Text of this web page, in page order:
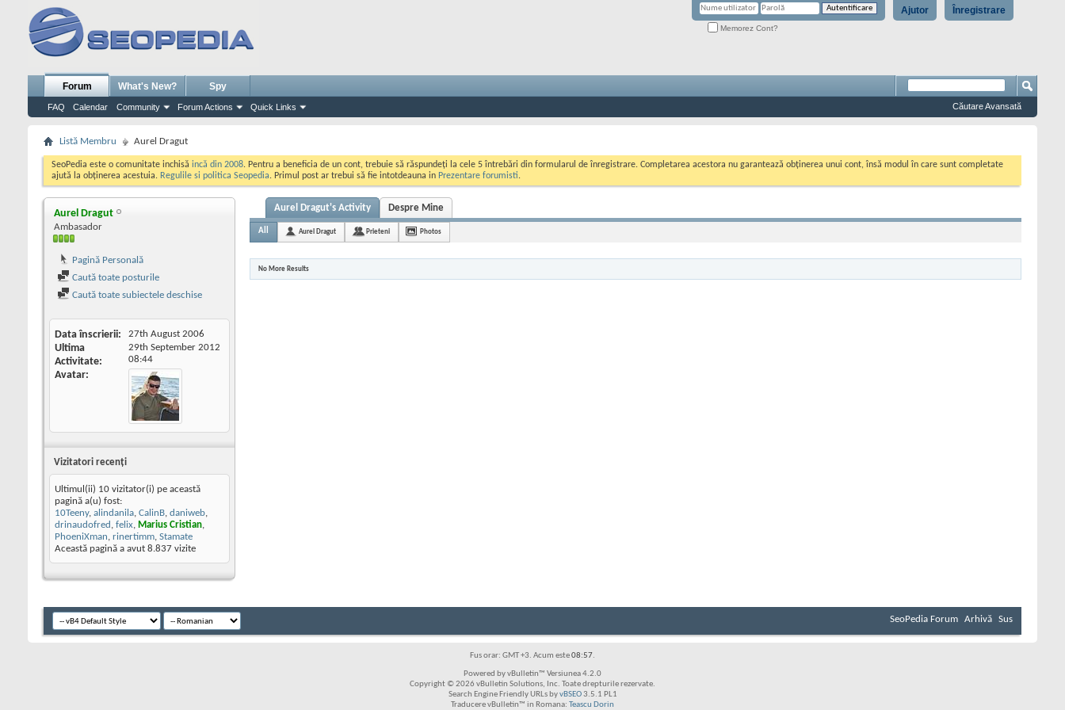
Înregistrare
Ajutor
Memorez Cont?
Forum
FAQ Calendar Community Forum Actions Quick Links
What's New? Spy
Căutare Avansată
Listă Membru Aurel Dragut
SeoPedia este o comunitate inchisă incă din 2008. Pentru a beneficia de un cont, trebuie să răspundeți la cele 5 întrebări din formularul de înregistrare. Completarea acestora nu garantează obținerea unui cont, însă modul în care sunt completate
ajută la obținerea acestuia. Regulile si politica Seopedia. Primul post ar trebui să fie intotdeauna in Prezentare forumisti.
Aurel Dragut
Ambasador
Pagină Personală
Caută toate posturile
Caută toate subiectele deschise
Data înscrierii 27th August 2006
Ultima
Activitate
29th September 2012
08:44
Avatar
Vizitatori recenţi
Ultimul(ii) 10 vizitator(i) pe această
pagină a(u) fost:
10Teeny, alindanila, CalinB, daniweb,
drinaudofred , felix, Marius Cristian,
PhoeniXman, rinertimm, Stamate
Această pagină a avut 8.837 vizite
Aurel Dragut's Activity Despre Mine
All Aurel Dragut Prieteni Photos
No More Results
SeoPedia Forum Arhivă Sus
Fus orar: GMT +3. Acum este08:57.
Powered by vBulletin™ Versiunea 4.2.0
Copyright © 2026 vBulletin Solutions, Inc. Toate drepturile rezervate.
Search Engine Friendly URLs byvBSEO3.5.1 PL1
Traducere vBulletin™ in Romana: Teascu Dorin